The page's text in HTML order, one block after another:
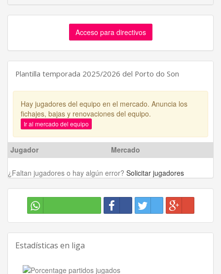
Acceso para directivos
Plantilla temporada 2025/2026 del Porto do Son
Hay jugadores del equipo en el mercado. Anuncia los
fichajes, bajas y renovaciones del equipo.
Ir al mercado del equipo
Jugador Mercado
¿Faltan jugadores o hay algún error? Solicitar jugadores
Estadísticas en liga